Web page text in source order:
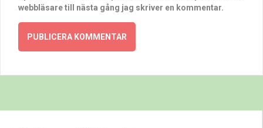
webbläsare till nästa gång jag skriver en kommentar.